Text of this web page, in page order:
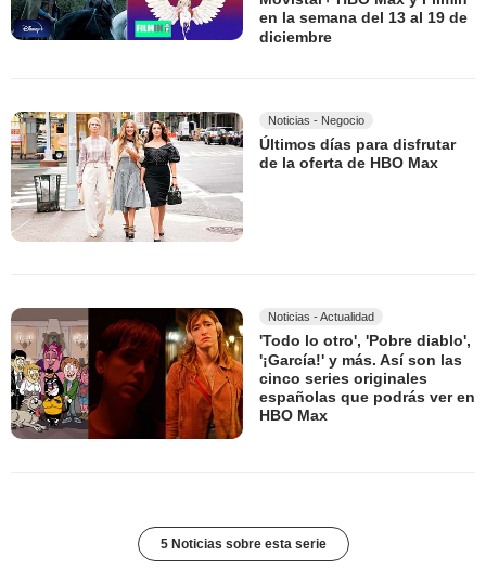
en la semana del 13 al 19 de
diciembre
Noticias - Negocio
Últimos días para disfrutar
de la oferta de HBO Max
Noticias - Actualidad
'Todo lo otro', 'Pobre diablo',
'¡García!' y más. Así son las
cinco series originales
españolas que podrás ver en
HBO Max
5 Noticias sobre esta serie